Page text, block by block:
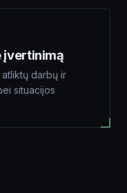
įvertinimą
darbų ir
situacijos